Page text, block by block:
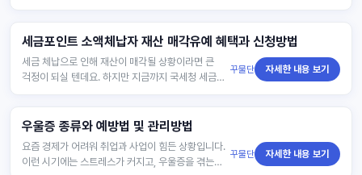
세금포인트 소액체납자 재산 매각유예 혜택과 신청방법
세금 체납으로 인해 재산이 매각될 상황이라면 큰
걱정이 되실 텐데요. 하지만 지금까지 국세청 세금을
꾸물단 자세한 내용 보기
우울증 종류와 예방법 및 관리방법
요즘 경제가 어려워 취업과 사업이 힘든 상황입니다.
이런 시기에는 스트레스가 커지고, 우울증을 겪는
꾸물단 자세한 내용 보기